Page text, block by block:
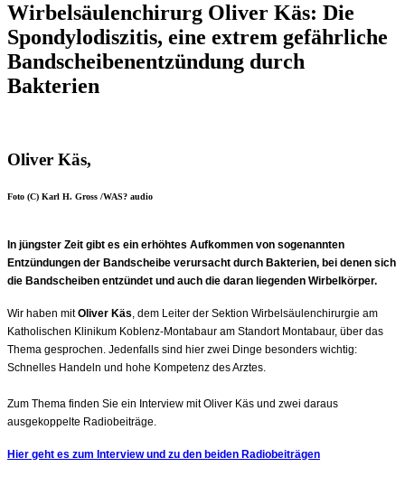
Wirbelsäulenchirurg Oliver Käs: Die
Spondylodiszitis, eine extrem gefährliche
Bandscheibenentzündung durch
Bakterien
Oliver Käs,
Foto (C) Karl H. Gross /WAS? audio
In jüngster Zeit gibt es ein erhöhtes Aufkommen von sogenannten
Entzündungen der Bandscheibe verursacht durch Bakterien, bei denen sich
die Bandscheiben entzündet und auch die daran liegenden Wirbelkörper.
Wir haben mitOliver Käs dem Leiter der Sektion Wirbelsäulenchirurgie am
Katholischen Klinikum Koblenz-Montabaur am Standort Montabaur, über das
Thema gesprochen. Jedenfalls sind hier zwei Dinge besonders wichtig:
Schnelles Handeln und hohe Kompetenz des Arztes.
Zum Thema finden Sie ein Interview mit Oliver Käs und zwei daraus
ausgekoppelte Radiobeiträge.
Hier geht es zum Interview und zu den beiden Radiobeiträgen